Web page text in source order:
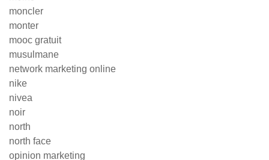
moncler
monter
mooc gratuit
musulmane
network marketing online
nike
nivea
noir
north
north face
opinion marketing